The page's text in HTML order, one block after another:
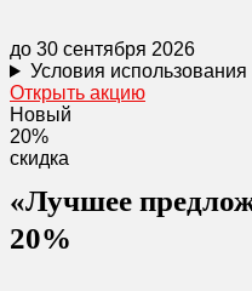
до 30 сентября 2026
Условия использования
Открыть акцию
Новый
20%
скидка
«Лучшее
20%